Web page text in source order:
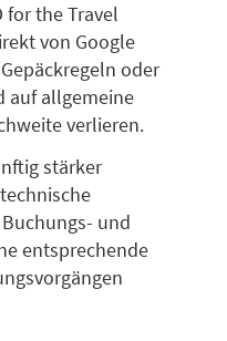
for the Travel
von Google
oder
auf allgemeine
verlieren.
stärker
und
entsprechende